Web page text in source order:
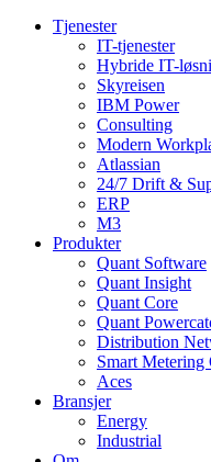
Tjenester
IT-tjenester
Hybride IT-
Skyreisen
IBM Power
Consulting
Modern
Atlassian
24/7 Drift &
ERP
M3
Produkter
Quant Software
Quant Insight
Quant Core
Quant
Distribution
Smart Metering
Aces
Bransjer
Energy
Industrial